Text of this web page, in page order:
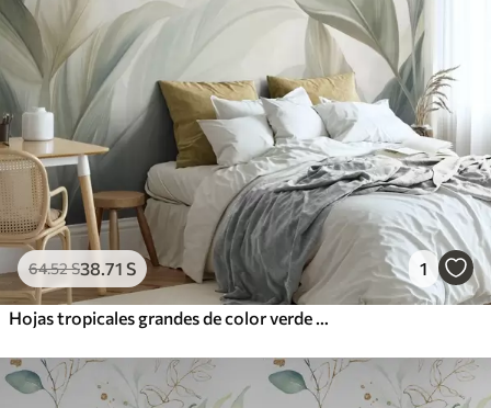
64.52S38 .71 S 1